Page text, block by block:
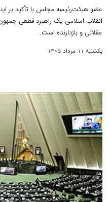
عضو هیئت‌رئیسه مجلس با تأکید بر
انقلاب اسلامی یک راهبرد قطعی
عقلانی و بازدارنده است.
یکشنبه 11 مرداد 1405